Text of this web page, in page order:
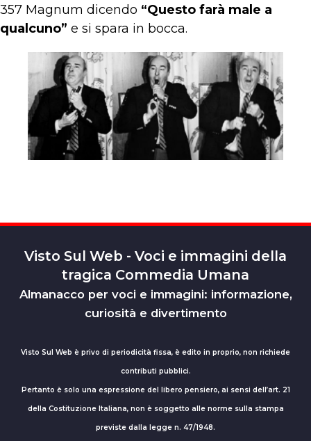
357 Magnum dicendo “Questo farà male a
qualcuno” e si spara in bocca.
Visto Sul Web - Voci e immagini della
tragica Commedia Umana
Almanacco per voci e immagini: informazione,
curiosità e divertimento
Visto Sul Web è privo di periodicità fissa, è edito in proprio, non richiede
contributi pubblici.
Pertanto è solo una espressione del libero pensiero, ai sensi dell’art. 21
della Costituzione Italiana, non è soggetto alle norme sulla stampa
previste dalla legge n. 47/1948.